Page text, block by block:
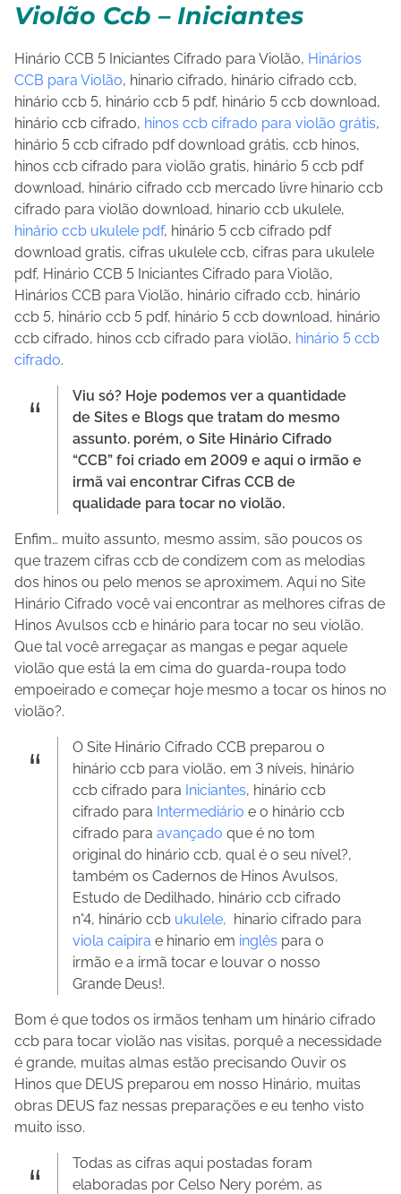
Violão Ccb – Iniciantes
Hinário CCB 5 Iniciantes Cifrado para Violão, Hinários
CCB para Violão, hinario cifrado, hinário cifrado ccb,
hinário ccb 5, hinário ccb 5 pdf, hinário 5 ccb download,
hinário ccb cifrado, hinos ccb cifrado para violão grátis,
hinário 5 ccb cifrado pdf download grátis, ccb hinos,
hinos ccb cifrado para violão gratis, hinário 5 ccb pdf
download, hinário cifrado ccb mercado livre hinario ccb
cifrado para violão download, hinario ccb ukulele,
hinário ccb ukulele pdf, hinário 5 ccb cifrado pdf
download gratis, cifras ukulele ccb, cifras para ukulele
pdf, Hinário CCB 5 Iniciantes Cifrado para Violão,
Hinários CCB para Violão, hinário cifrado ccb, hinário
ccb 5, hinário ccb 5 pdf, hinário 5 ccb download, hinário
ccb cifrado, hinos ccb cifrado para violão, hinário 5 ccb
cifrado.
Viu só? Hoje podemos ver a quantidade
de Sites e Blogs que tratam do mesmo
assunto. porém, o Site Hinário Cifrado
“CCB” foi criado em 2009 e aqui o irmão e
irmã vai encontrar Cifras CCB de
qualidade para tocar no violão.
Enfim… muito assunto, mesmo assim, são poucos os
que trazem cifras ccb de condizem com as melodias
dos hinos ou pelo menos se aproximem. Aqui no Site
Hinário Cifrado você vai encontrar as melhores cifras de
Hinos Avulsos ccb e hinário para tocar no seu violão.
Que tal você arregaçar as mangas e pegar aquele
violão que está la em cima do guarda-roupa todo
empoeirado e começar hoje mesmo a tocar os hinos no
violão?.
O Site Hinário Cifrado CCB preparou o
hinário ccb para violão, em 3 níveis, hinário
ccb cifrado para Iniciantes, hinário ccb
cifrado para Intermediário e o hinário ccb
cifrado para avançado que é no tom
original do hinário ccb, qual é o seu nível?,
também os Cadernos de Hinos Avulsos,
Estudo de Dedilhado, hinário ccb cifrado
n°4, hinário ccb ukulele, hinario cifrado para
viola caipira e hinario em inglês para o
irmão e a irmã tocar e louvar o nosso
Grande Deus!.
Bom é que todos os irmãos tenham um hinário cifrado
ccb para tocar violão nas visitas, porquê a necessidade
é grande, muitas almas estão precisando Ouvir os
Hinos que DEUS preparou em nosso Hinário, muitas
obras DEUS faz nessas preparações e eu tenho visto
muito isso.
Todas as cifras aqui postadas foram
elaboradas por Celso Nery porém, as